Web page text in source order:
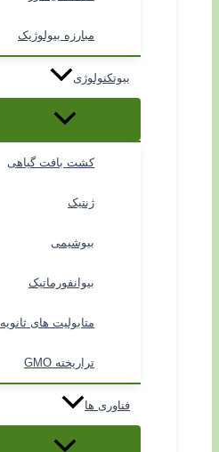
مبارزه بیولوژیک
بیوتکنولوژی
کشت بافت گیاهی
ژنتیک
بیوشیمی
بیوانفورماتیک
متابولیت های ثانویه
تراریخته GMO
فناوری ها